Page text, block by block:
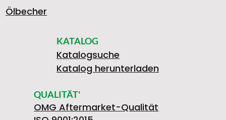
Ölbecher
KATALOG
Katalogsuche
Katalog herunterladen
QUALITÄT'
OMG Aftermarket-Qualität